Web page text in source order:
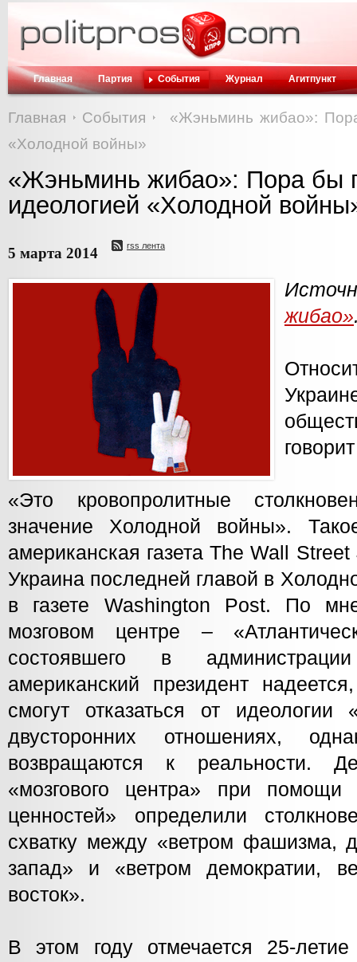
Главная Партия События Журнал Агитпункт
Главная События
«Жэньминь жибао»:
«Холодной войны»
«Жэньминь жибао»: Пора бы
идеологией «Холодной
5 марта 2014 rss лента
жибао»
«Это кровопролитные
значение Холодной войны».
американская газета The Wall
Украина последней главой в
в газете Washington Post. По
мозговом центре –
состоявшего в
американский президент
смогут отказаться от
двусторонних отношениях,
возвращаются к реальности.
«мозгового центра» при помощи
ценностей» определили
схватку между «ветром фашизма,
запад» и «ветром демократии,
восток».
В этом году отмечается 25-